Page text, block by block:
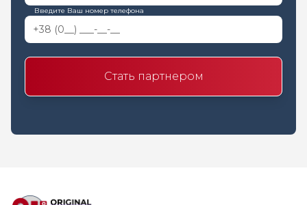
Введите Ваш номер телефона
Стать партнером